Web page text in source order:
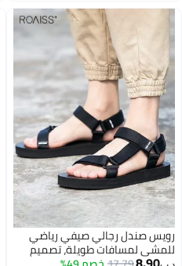
الشاطئ، وحمام السباحة، وقضاء
المشاوير اليومية. لون أسود
رويس صندل رجالي صيفي رياضي
للمشي لمسافات طويلة، تصميم